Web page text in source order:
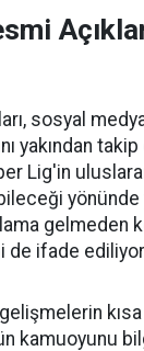
sosyal
yakından
Lig'in
gelmeden
de ifade
kamuoyunu